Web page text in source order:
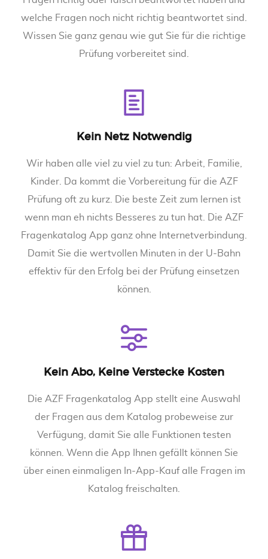
welche Fragen noch nicht richtig beantwortet sind.
Wissen Sie ganz genau wie gut Sie für die richtige
Prüfung vorbereitet sind.
Kein Netz Notwendig
Wir haben alle viel zu viel zu tun: Arbeit, Familie,
Kinder. Da kommt die Vorbereitung für die AZF
Prüfung oft zu kurz. Die beste Zeit zum lernen ist
wenn man eh nichts Besseres zu tun hat. Die AZF
Fragenkatalog App ganz ohne Internetverbindung.
Damit Sie die wertvollen Minuten in der U-Bahn
effektiv für den Erfolg bei der Prüfung einsetzen
können.
Kein Abo, Keine Verstecke Kosten
Die AZF Fragenkatalog App stellt eine Auswahl
der Fragen aus dem Katalog probeweise zur
Verfügung, damit Sie alle Funktionen testen
können. Wenn die App Ihnen gefällt können Sie
über einen einmaligen In-App-Kauf alle Fragen im
Katalog freischalten.